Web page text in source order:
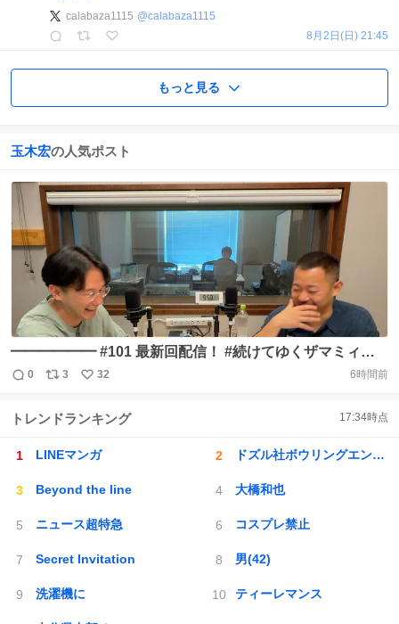
calabaza1115 @calabaza1115
8月2日(日) 21:45
もっと見る
玉木宏の人気ポスト
━━━━━━ #101 最新回配信！ #続けてゆくザマミィ
━━━━━━ 林田了承済みの ハッシュタグのみ載せてま
会 #玉木宏 ◼︎Spotify https://t.co/EyPYMDc9SD ◼︎Apple
返
数
0
リ
ス
数
3
い
ね
32 6時間前
トレンドランキング 17:34時点
LINEマンガ ドズル社ボウリングエンドラ討伐
Beyond the line 大橋和也
ニュース超特急 コスプレ禁止
Secret Invitation 男(42)
洗濯機に ティーレマンス